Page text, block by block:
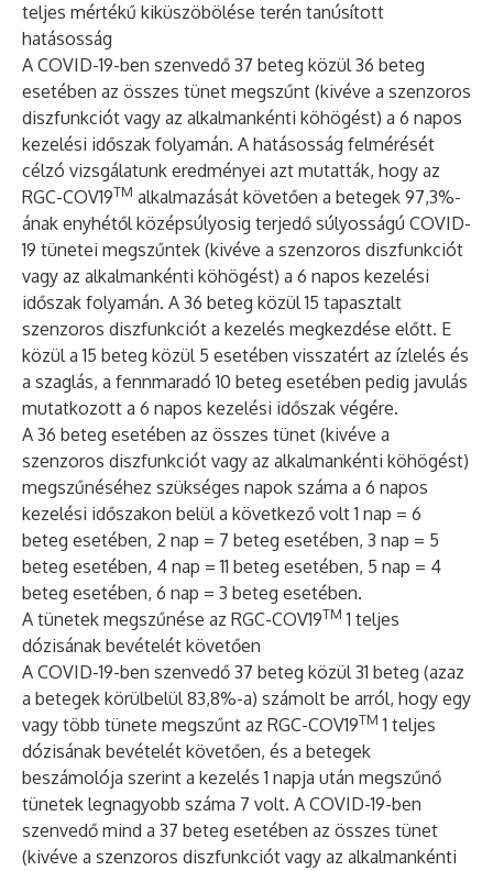
teljes mértékű kiküszöbölése terén tanúsított
hatásosság
A COVID-19-ben szenvedő 37 beteg közül 36 beteg
esetében az összes tünet megszűnt (kivéve a szenzoros
diszfunkciót vagy az alkalmankénti köhögést) a 6 napos
kezelési időszak folyamán. A hatásosság felmérését
célzó vizsgálatunk eredményei azt mutatták, hogy az
RGC-COV19TM alkalmazását követően a betegek 97,3%-
ának enyhétől középsúlyosig terjedő súlyosságú COVID-
19 tünetei megszűntek (kivéve a szenzoros diszfunkciót
vagy az alkalmankénti köhögést) a 6 napos kezelési
időszak folyamán. A 36 beteg közül 15 tapasztalt
szenzoros diszfunkciót a kezelés megkezdése előtt. E
közül a 15 beteg közül 5 esetében visszatért az ízlelés és
a szaglás, a fennmaradó 10 beteg esetében pedig javulás
mutatkozott a 6 napos kezelési időszak végére.
A 36 beteg esetében az összes tünet (kivéve a
szenzoros diszfunkciót vagy az alkalmankénti köhögést)
megszűnéséhez szükséges napok száma a 6 napos
kezelési időszakon belül a következő volt 1 nap = 6
beteg esetében, 2 nap = 7 beteg esetében, 3 nap = 5
beteg esetében, 4 nap = 11 beteg esetében, 5 nap = 4
beteg esetében, 6 nap = 3 beteg esetében.
A tünetek megszűnése az RGC-COV19TM 1 teljes
dózisának bevételét követően
A COVID-19-ben szenvedő 37 beteg közül 31 beteg (azaz
a betegek körülbelül 83,8%-a) számolt be arról, hogy egy
vagy több tünete megszűnt az RGC-COV19TM 1 teljes
dózisának bevételét követően, és a betegek
beszámolója szerint a kezelés 1 napja után megszűnő
tünetek legnagyobb száma 7 volt. A COVID-19-ben
szenvedő mind a 37 beteg esetében az összes tünet
(kivéve a szenzoros diszfunkciót vagy az alkalmankénti